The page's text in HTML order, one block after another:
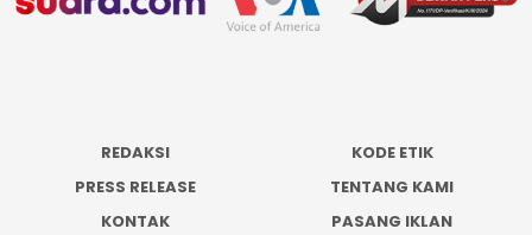
REDAKSI
KODE ETIK
PRESS RELEASE
TENTANG KAMI
KONTAK
PASANG IKLAN